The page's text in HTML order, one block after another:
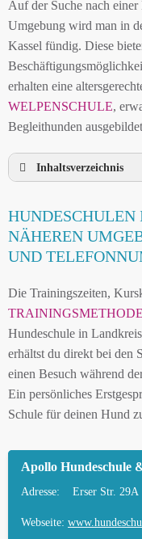
Auf der Suche nach
Umgebung wird man in
Kassel fündig. Diese
erhalten eine
WELPENSCHULE,
Begleithunden
Inhaltsverzeichnis
UMGEBUNG
MOBILE
UND
HOFGEISMAR
LANDKREIS
HUNDEPLATZ
FREILAUF
HUNDESCHULEN
NÄHEREN
UND
Die Trainingszeiten,
Hundeschule in
erhältst du direkt bei den
einen Besuch während
Ein persönliches
Schule für deinen Hund
Apollo Hundeschule
Adresse: Erser Str. 29A
Webseite: